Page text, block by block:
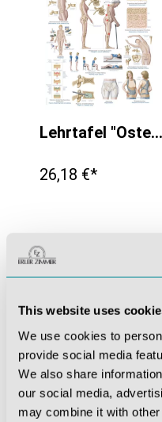
This website uses
We use cookies to
provide social media
We also share
our social media,
may combine it with
Lehrtafel "Osteoporose", 70x100cm
26,18 €*